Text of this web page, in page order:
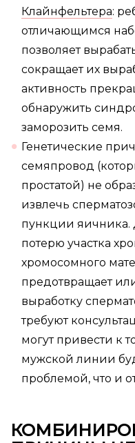
Клайнфельтера:
отличающимся
позволяет
сокращает их
активность
обнаружить
заморозить семя.
Генетические
семяпровод
простатой) не
извлечь
пункции
потерю участка
хромосомного
предотвращает
выработку
требуют
могут привести к
мужской линии
проблемой, что и